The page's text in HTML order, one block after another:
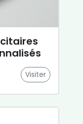
Visiter